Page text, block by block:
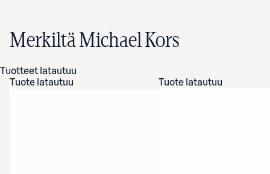
Merkiltä Michael Kors
Tuotteet latautuu
Tuote latautuu
Tuote latautuu